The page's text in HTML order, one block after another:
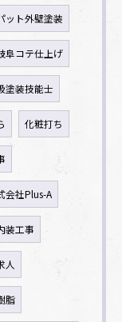
ット外壁塗装
阜コテ仕上げ
塗装技能士
化粧打ち
会社Plus-A
装工事
人
脂